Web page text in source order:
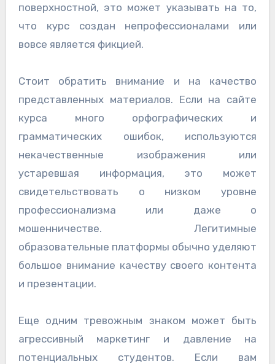
поверхностной, это может указывать на то,
что курс создан непрофессионалами или
вовсе является фикцией.
Стоит обратить внимание и на качество
представленных материалов. Если на сайте
курса много орфографических и
грамматических ошибок, используются
некачественные изображения или
устаревшая информация, это может
свидетельствовать о низком уровне
профессионализма или даже о
мошенничестве. Легитимные
образовательные платформы обычно уделяют
большое внимание качеству своего контента
и презентации.
Еще одним тревожным знаком может быть
агрессивный маркетинг и давление на
потенциальных студентов. Если вам